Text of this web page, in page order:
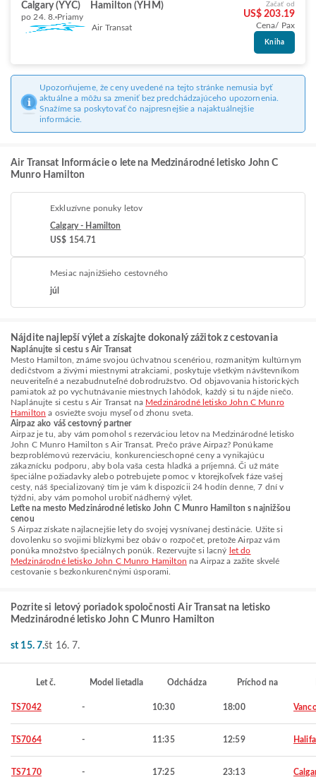
Calgary (YYC) Hamilton (YHM)
po 24. 8. Priamy
Air Transat
Začať od
US$ 203.19
Cena/ Pax
Kniha
Upozorňujeme, že ceny uvedené na tejto stránke nemusia byť
aktuálne a môžu sa zmeniť bez predchádzajúceho upozornenia.
Snažíme sa poskytovať čo najpresnejšie a najaktuálnejšie
informácie.
Air Transat Informácie o lete na Medzinárodné letisko John C
Munro Hamilton
Exkluzívne ponuky letov
Calgary - Hamilton
US$ 154.71
Mesiac najnižšieho cestovného
júl
Nájdite najlepší výlet a získajte dokonalý zážitok z cestovania
Naplánujte si cestu s Air Transat
Mesto Hamilton, známe svojou úchvatnou scenériou, rozmanitým kultúrnym
dedičstvom a živými miestnymi atrakciami, poskytuje všetkým návštevníkom
neuveriteľné a nezabudnuteľné dobrodružstvo. Od objavovania historických
pamiatok až po vychutnávanie miestnych lahôdok, každý si tu nájde niečo.
Naplánujte si cestu s Air Transat na Medzinárodné letisko John C Munro
Hamilton a osviežte svoju myseľ od zhonu sveta.
Airpaz ako váš cestovný partner
Airpaz je tu, aby vám pomohol s rezerváciou letov na Medzinárodné letisko
John C Munro Hamilton s Air Transat. Prečo práve Airpaz? Ponúkame
bezproblémovú rezerváciu, konkurencieschopné ceny a vynikajúcu
zákaznícku podporu, aby bola vaša cesta hladká a príjemná. Či už máte
špeciálne požiadavky alebo potrebujete pomoc v ktorejkoľvek fáze vašej
cesty, náš špecializovaný tím je vám k dispozícii 24 hodín denne, 7 dní v
týždni, aby vám pomohol urobiť nádherný výlet.
Leťte na mesto Medzinárodné letisko John C Munro Hamilton s najnižšou
cenou
S Airpaz získate najlacnejšie lety do svojej vysnívanej destinácie. Užite si
dovolenku so svojimi blízkymi bez obáv o rozpočet, pretože Airpaz vám
ponúka množstvo špeciálnych ponúk. Rezervujte si lacný let do
Medzinárodné letisko John C Munro Hamilton na Airpaz a zažite skvelé
cestovanie s bezkonkurenčnými úsporami.
Pozrite si letový poriadok spoločnosti Air Transat na letisko
Medzinárodné letisko John C Munro Hamilton
st 15. 7.št 16. 7.
Let č. Model lietadla Odchádza Príchod na
TS7042 - 10:30 18:00
TS7064 - 11:35 12:59
TS7170 - 17:25 23:13